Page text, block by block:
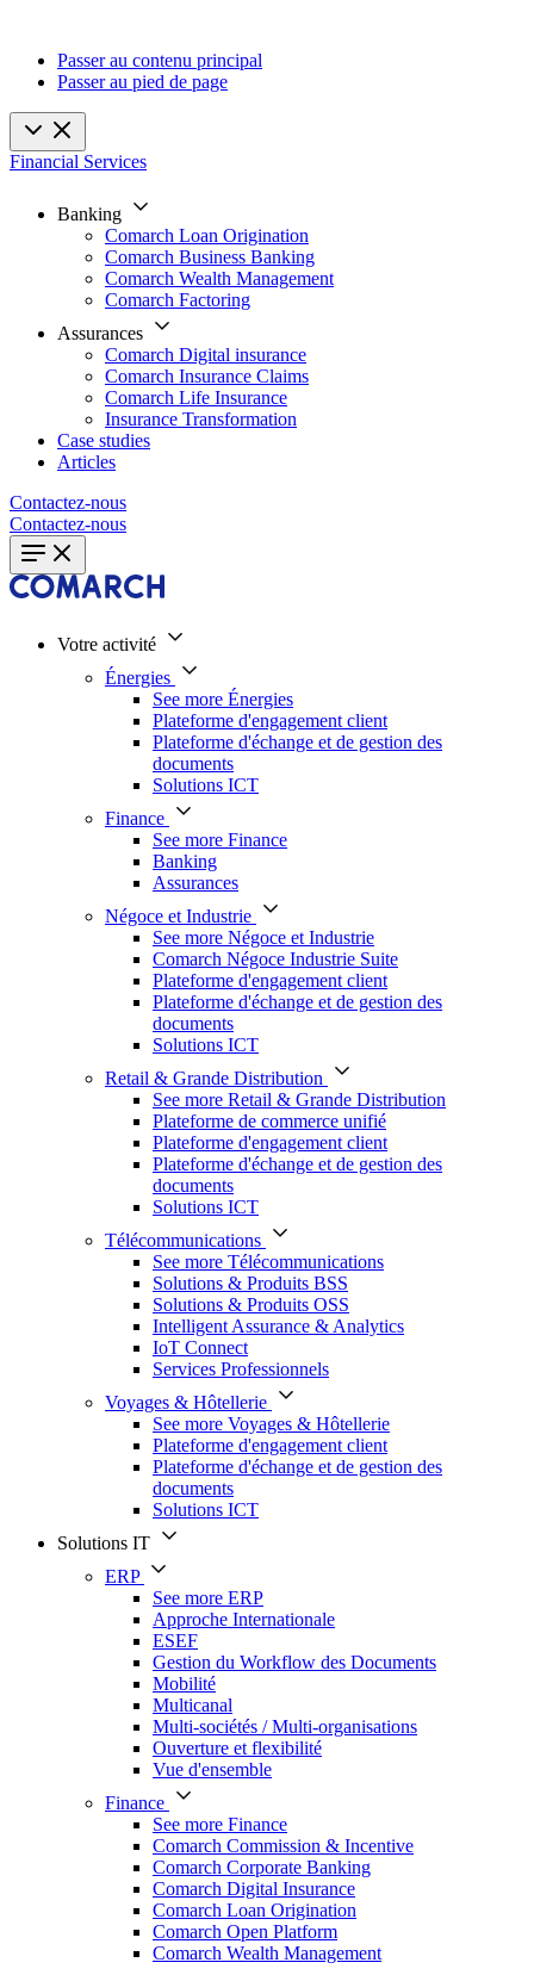
Passer au contenu principal
Passer au pied de page
Financial Services
Banking
Comarch Loan Origination
Comarch Business Banking
Comarch Wealth Management
Comarch Factoring
Assurances
Comarch Digital insurance
Comarch Insurance Claims
Comarch Life Insurance
Insurance Transformation
Case studies
Articles
Contactez-nous
Contactez-nous
Votre activité
Énergies
See more Énergies
Plateforme d'engagement client
Plateforme d'échange et de gestion des
documents
Solutions ICT
Finance
See more Finance
Banking
Assurances
Négoce et Industrie
See more Négoce et Industrie
Comarch Négoce Industrie Suite
Plateforme d'engagement client
Plateforme d'échange et de gestion des
documents
Solutions ICT
Retail & Grande Distribution
See more Retail & Grande Distribution
Plateforme de commerce unifié
Plateforme d'engagement client
Plateforme d'échange et de gestion des
documents
Solutions ICT
Télécommunications
See more Télécommunications
Solutions & Produits BSS
Solutions & Produits OSS
Intelligent Assurance & Analytics
IoT Connect
Services Professionnels
Voyages & Hôtellerie
See more Voyages & Hôtellerie
Plateforme d'engagement client
Plateforme d'échange et de gestion des
documents
Solutions ICT
Solutions IT
ERP
See more ERP
Approche Internationale
ESEF
Gestion du Workflow des Documents
Mobilité
Multicanal
Multi-sociétés / Multi-organisations
Ouverture et flexibilité
Vue d'ensemble
Finance
See more Finance
Comarch Commission & Incentive
Comarch Corporate Banking
Comarch Digital Insurance
Comarch Loan Origination
Comarch Open Platform
Comarch Wealth Management